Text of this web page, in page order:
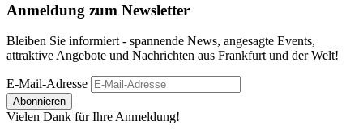
Anmeldung zum Newsletter
Bleiben Sie informiert - spannende News, angesagte Events,
attraktive Angebote und Nachrichten aus Frankfurt und der Welt!
E-Mail-Adresse
Abonnieren
Vielen Dank für Ihre Anmeldung!